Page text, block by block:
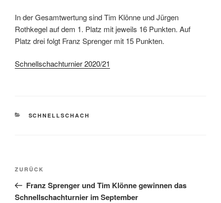
In der Gesamtwertung sind Tim Klönne und Jürgen
Rothkegel auf dem 1. Platz mit jeweils 16 Punkten. Auf
Platz drei folgt Franz Sprenger mit 15 Punkten.
Schnellschachturnier 2020/21
KATEGORIEN
SCHNELLSCHACH
Beitragsnavigation
Vorheriger
Beitrag
ZURÜCK
Franz Sprenger und Tim Klönne gewinnen das
Schnellschachturnier im September